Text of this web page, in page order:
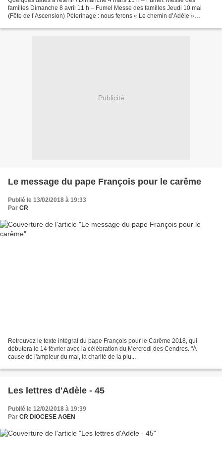
familles Dimanche 8 avril 11 h – Fumel Messe des familles Jeudi 10 mai
(Fête de l’Ascension) Pèlerinage : nous ferons « Le chemin d’Adèle »
Publicité
Le message du pape François pour le carême
Publié le 13/02/2018 à 19:33
Par CR
Retrouvez le texte intégral du pape François pour le Carême 2018, qui
débutera le 14 février avec la célébration du Mercredi des Cendres. "À
cause de l'ampleur du mal, la charité de la plu...
Les lettres d'Adèle - 45
Publié le 12/02/2018 à 19:39
Par CR DIOCESE AGEN